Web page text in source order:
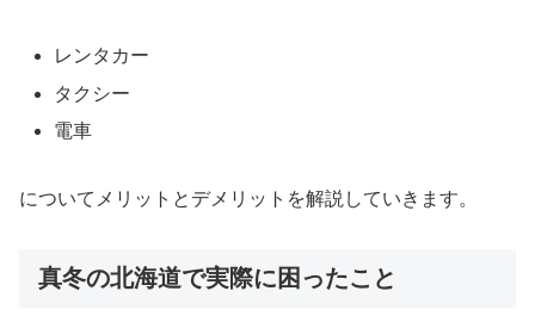
レンタカー
タクシー
電車
についてメリットとデメリットを解説していきます。
真冬の北海道で実際に困ったこと